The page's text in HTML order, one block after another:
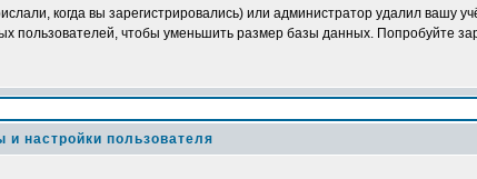
когда вы зарегистрировались) или администратор удалил вашу
чтобы уменьшить размер базы данных. Попробуйте
и настройки пользователя